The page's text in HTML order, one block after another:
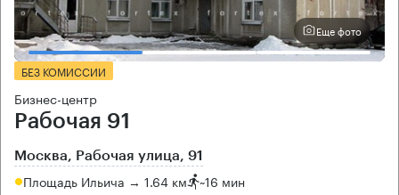
Еще фото
БЕЗ КОМИССИИ
Бизнес-центр
Рабочая 91
Москва, Рабочая улица, 91
Площадь Ильича → 1.64 км ~16 мин